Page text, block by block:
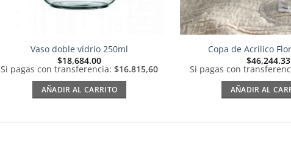
Vaso doble vidrio 250ml
$18,684.00
Si pagas con transferencia: $16.815,60
AÑADIR AL CARRITO
Copa de Acrilico
$46,244.33
Si pagas con
AÑADIR AL